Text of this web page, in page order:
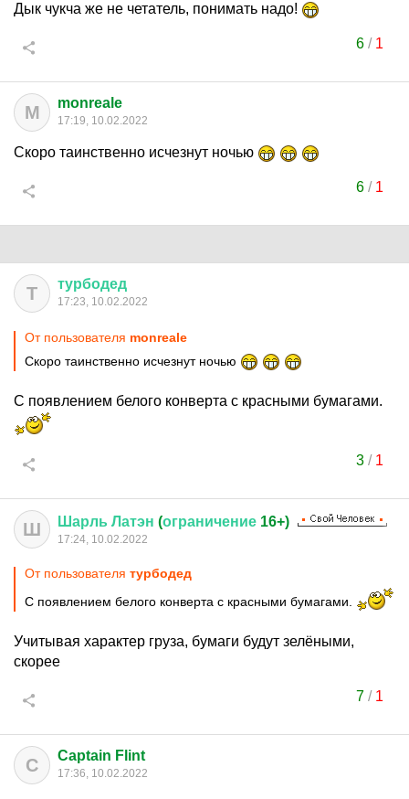
Дык чукча же не четатель, понимать надо!
6/ 1
M monreale
17:19, 10.02.2022
Скоро таинственно исчезнут ночью
6/ 1
Т турбодед
17:23, 10.02.2022
От пользователя monreale
Скоро таинственно исчезнут ночью
С появлением белого конверта с красными бумагами.
3/ 1
Ш Шарль Латэн (ограничение 16+)
17:24, 10.02.2022
От пользователя турбодед
С появлением белого конверта с красными бумагами.
Учитывая характер груза, бумаги будут зелёными,
скорее
7/ 1
C Captain Flint
17:36, 10.02.2022